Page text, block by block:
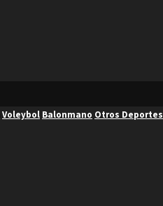
Voleybol Balonmano Otros Deportes